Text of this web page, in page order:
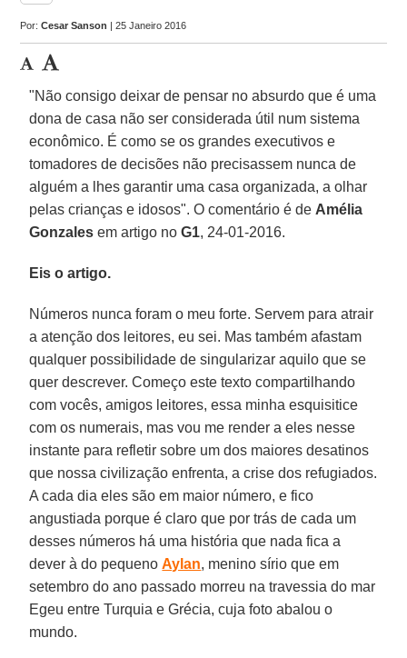
Por:Cesar Sanson | 25 Janeiro 2016
"Não consigo deixar de pensar no absurdo que é uma
dona de casa não ser considerada útil num sistema
econômico. É como se os grandes executivos e
tomadores de decisões não precisassem nunca de
alguém a lhes garantir uma casa organizada, a olhar
pelas crianças e idosos". O comentário é de Amélia
Gonzales em artigo noG1, 24-01-2016.
Eis o artigo.
Números nunca foram o meu forte. Servem para atrair
a atenção dos leitores, eu sei. Mas também afastam
qualquer possibilidade de singularizar aquilo que se
quer descrever. Começo este texto compartilhando
com vocês, amigos leitores, essa minha esquisitice
com os numerais, mas vou me render a eles nesse
instante para refletir sobre um dos maiores desatinos
que nossa civilização enfrenta, a crise dos refugiados.
A cada dia eles são em maior número, e fico
angustiada porque é claro que por trás de cada um
desses números há uma história que nada fica a
dever à do pequenoAylan, menino sírio que em
setembro do ano passado morreu na travessia do mar
Egeu entre Turquia e Grécia, cuja foto abalou o
mundo.